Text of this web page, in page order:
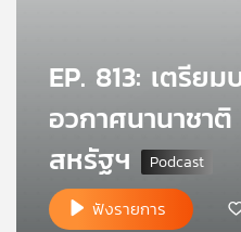
เครือ
EP. 813: เตรีย
อวกาศนานาชา
สหรัฐฯ
ฟังรายการ